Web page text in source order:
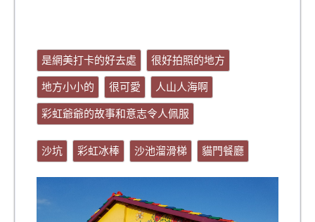
是網美打卡的好去處
很好拍照的地方
地方小小的
很可愛
人山人海啊
彩虹爺爺的故事和意志令人佩服
沙坑 彩虹冰棒 沙池溜滑梯 貓門餐廳